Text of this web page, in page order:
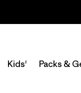
Kids' Packs &